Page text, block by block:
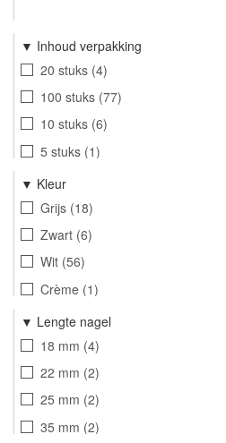
Inhoud verpakking
20 stuks 4
100 stuks 77
10 stuks 6
5 stuks 1
4 stuks
2 stuks 11
3 stuks 2
6 stuks
8 stuks 7
11
15 stuks 4
30 stuks 2
50 stuks 27
200 stuks
Kleur
Grijs 18
Zwart 6
Wit 56
Crème 1
Lengte nagel
18 mm 4
22 mm 2
25 mm 2
35 mm 2